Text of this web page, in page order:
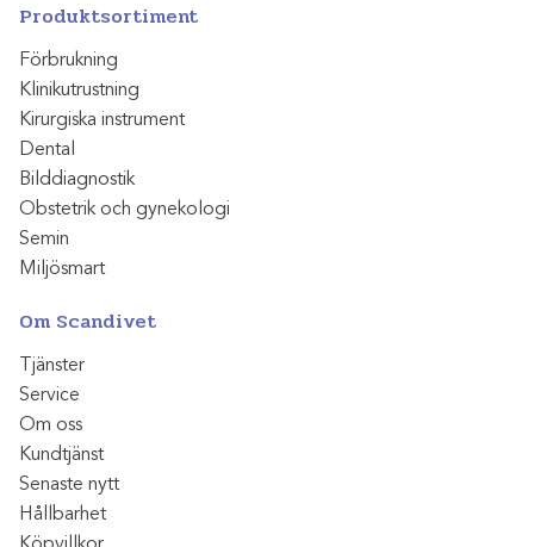
Produktsortiment
Förbrukning
Klinikutrustning
Kirurgiska instrument
Dental
Bilddiagnostik
Obstetrik och gynekologi
Semin
Miljösmart
Om Scandivet
Tjänster
Service
Om oss
Kundtjänst
Senaste nytt
Hållbarhet